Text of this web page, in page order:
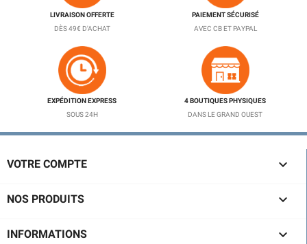
LIVRAISON OFFERTE
DÈS 49€ D'ACHAT
PAIEMENT SÉCURISÉ
AVEC CB ET PAYPAL
EXPÉDITION EXPRESS
SOUS 24H
4 BOUTIQUES PHYSIQUES
DANS LE GRAND OUEST
VOTRE COMPTE 
NOS PRODUITS 
INFORMATIONS 